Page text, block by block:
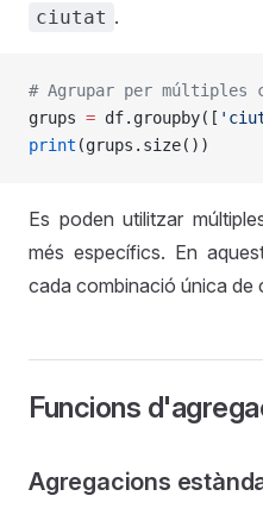
ciutat .
# Agrupar per múltiples
grups = df.groupby([
print (grups.size())
Es poden utilitzar
més específics. En
cada combinació única de
Funcions
Agregacions